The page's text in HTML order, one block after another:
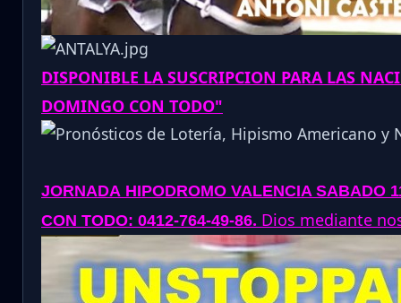
DISPONIBLE LA SUSCRIPCION PARA LAS
DOMINGO CON TODO"
JORNADA HIPODROMO VALENCIA SABADO
CON TODO: 0412-764-49-86. Dios mediante